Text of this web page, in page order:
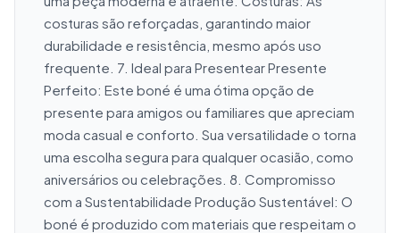
costuras são reforçadas, garantindo maior
durabilidade e resistência, mesmo após uso
frequente. 7. Ideal para Presentear Presente
Perfeito: Este boné é uma ótima opção de
presente para amigos ou familiares que apreciam
moda casual e conforto. Sua versatilidade o torna
uma escolha segura para qualquer ocasião, como
aniversários ou celebrações. 8. Compromisso
com a Sustentabilidade Produção Sustentável: O
boné é produzido com materiais que respeitam o